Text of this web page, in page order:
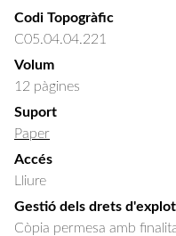
Codi Topogràfic
C05.04.04.221
Volum
12 pàgines
Suport
Paper
Accés
Lliure
Gestió dels drets
Còpia permesa amb